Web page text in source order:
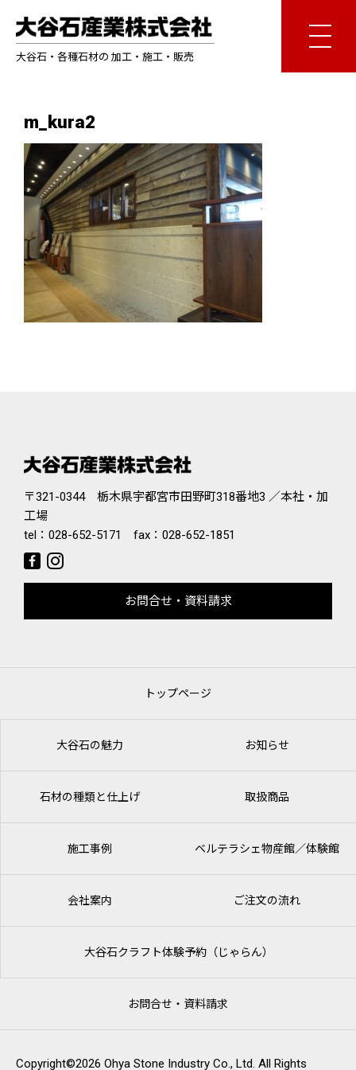
大谷石・各種石材の 加工・施工・販売
m_kura2
〒321-0344 栃木県宇都宮市田野町318番地3 ／本社・加
工場
tel： 028-652-5171 fax：028-652-1851
お問合せ・資料請求
トップページ
大谷石の魅力 お知らせ
石材の種類と仕上げ 取扱商品
施工事例 ベルテラシェ物産館／体験館
会社案内 ご注文の流れ
大谷石クラフト体験予約（じゃらん）
お問合せ・資料請求
Copyright©2026 Ohya Stone Industry Co., Ltd. All Rights